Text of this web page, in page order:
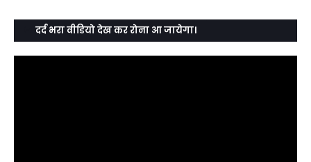
दर्द भरा वीडियो देख कर रोना आ जायेगा।